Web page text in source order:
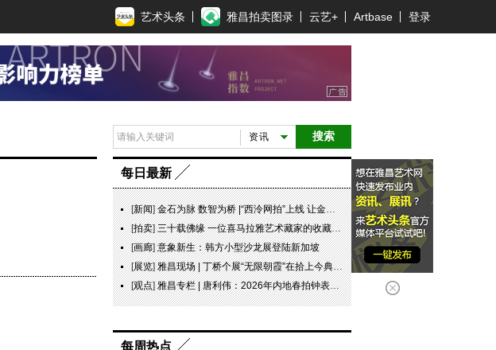
艺术头条 雅昌拍卖图录 云艺+ Artbase 登录
搜索
资讯
每日最新
[新闻]金石为脉 数智为桥 |“西泠网拍”上线 让金石文脉触手可及
[拍卖]三十载佛缘 一位喜马拉雅艺术藏家的收藏传奇
[画廊]意象新生：韩方小型沙龙展登陆新加坡
[展览]雅昌现场 | 丁桥个展“无限朝霞”在拾上今典艺术中心开幕
[观点]雅昌专栏 | 唐利伟：2026年内地春拍钟表市场观察 赛道重构、圈层分化与收藏逻辑迭代
每周热点